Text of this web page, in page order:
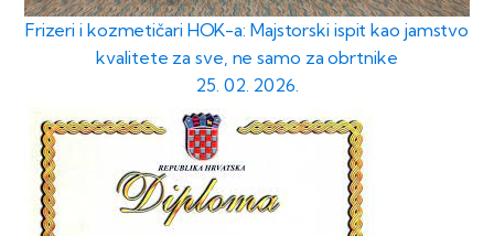
Frizeri i kozmetičari HOK-a: Majstorski ispit kao jamstvo
kvalitete za sve, ne samo za obrtnike
25. 02. 2026.